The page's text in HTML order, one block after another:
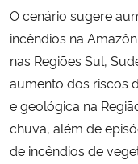
O cenário sugere
incêndios na
nas Regiões Sul,
aumento dos riscos
e geológica na
chuva, além de
de incêndios de